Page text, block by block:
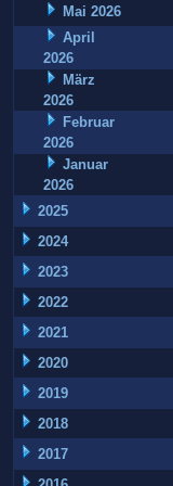
Mai 2026
April
2026
März
2026
Februar
2026
Januar
2026
2025
2024
2023
2022
2021
2020
2019
2018
2017